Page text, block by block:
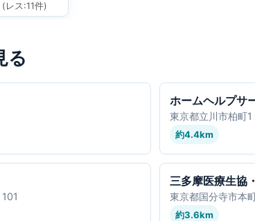
(レス:11件)
る
ホームヘルプサ
東京都立川市柏町
約4.4km
三多摩医療生協
東京都国分寺市本
約3.6km